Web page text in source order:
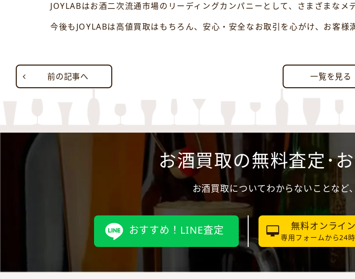
JOYLABはお酒二次流通市場のリーディングカンパニーとして、さまざまなメ
今後もJOYLABは高値買取はもちろん、安心・安全なお取引を心がけ、お客様
前の記事へ 一覧を見る
お酒買取の無料査定･
お酒買取についてわからないことなど
おすすめ！LINE査定 無料オンライ
専用フォームから24